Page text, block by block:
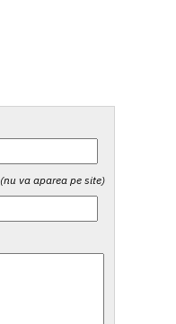
(nu va aparea pe site)